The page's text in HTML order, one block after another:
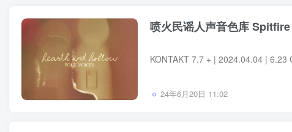
喷火民谣人声音色库
24年6月20日 11:02